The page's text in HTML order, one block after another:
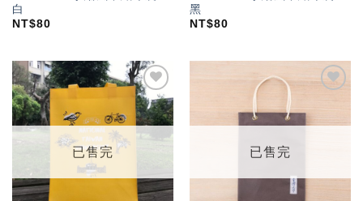
白
NT$80
黑
NT$80
加入
「願
望輕
單」
已售完
望輕
已售完